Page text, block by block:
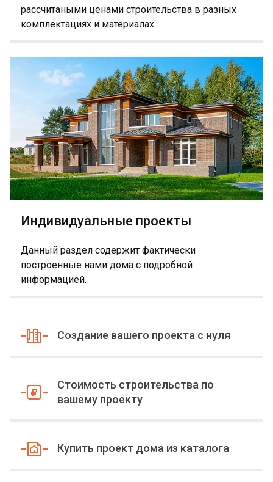
рассчитаными ценами строительства в разных
комплектациях и материалах.
Индивидуальные проекты
Данный раздел содержит фактически
построенные нами дома с подробной
информацией.
Создание вашего проекта с нуля
Стоимость строительства по
вашему проекту
Купить проект дома из каталога